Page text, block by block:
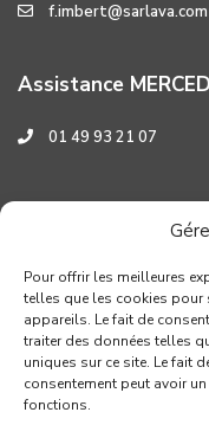
Pour offrir les meilleures
telles que les cookies pour
appareils. Le fait de
traiter des données telles
uniques sur ce site. Le fait
consentement peut avoir
fonctions.
f.imbert@sarlava.com
Assistance
01 49 93 21 07
Assistance